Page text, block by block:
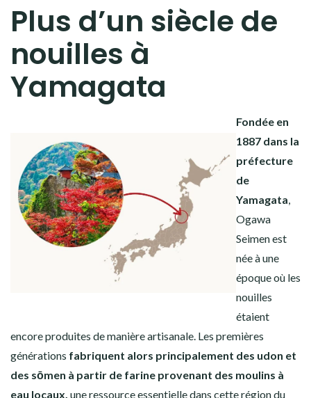
Plus d’un siècle de
nouilles à
Yamagata
Fondée en
1887 dans la
préfecture
de
Yamagata
Ogawa
Seimen est
née à une
époque où les
nouilles
étaient
encore produites de manière artisanale. Les premières
générations fabriquent alors principalement des udon et
des sōmen à partir de farine provenant des moulins à
eau locaux, une ressource essentielle dans cette région du